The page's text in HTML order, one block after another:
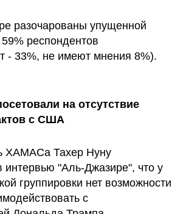
разочарованы упущенной
респондентов
- 33%, не имеют мнения 8%).
на отсутствие
с США
ХАМАСа Тахер Нуну
интервью "Аль-Джазире", что у
группировки нет возможности
с